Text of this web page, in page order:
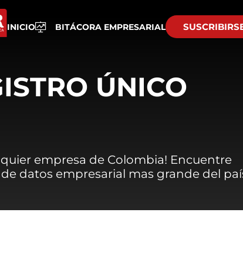
INICIO BITÁCORA EMPRESARIAL
ÚNICO
empresa de Colombia! Encuentre
datos empresarial mas grande del